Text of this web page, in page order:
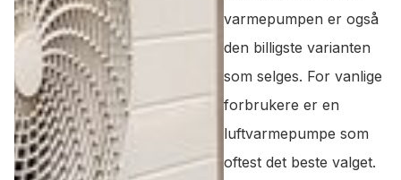
varmepumpen er også
den billigste varianten
som selges. For vanlige
forbrukere er en
luftvarmepumpe som
oftest det beste valget.